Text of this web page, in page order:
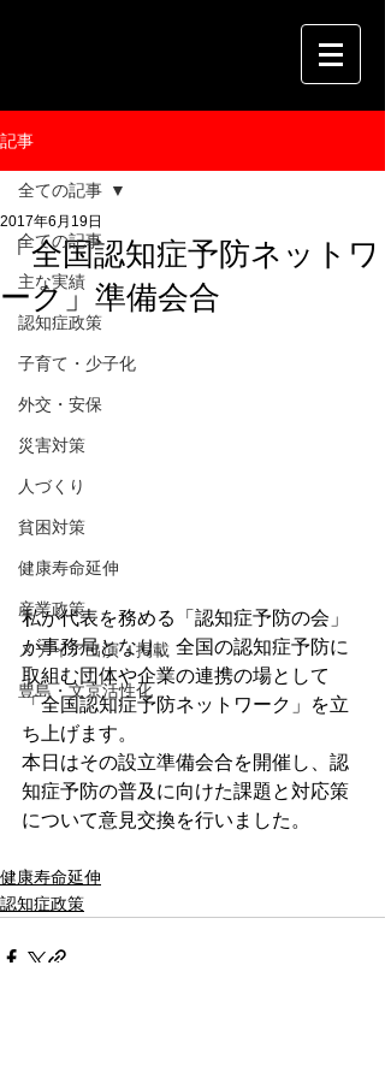
記事
全ての記事
主な実績
認知症政策
子育て・少子化
外交・安保
災害対策
人づくり
貧困対策
健康寿命延伸
産業政策
メディア出演・掲載
豊島・文京活性化
全ての記事
「全国認知症予防ネットワ
ーク」準備会合
2017年6月19日
私が代表を務める「認知症予防の会」
が事務局となり、全国の認知症予防に
取組む団体や企業の連携の場として
「全国認知症予防ネットワーク」を立
ち上げます。
本日はその設立準備会合を開催し、認
知症予防の普及に向けた課題と対応策
について意見交換を行いました。
健康寿命延伸
認知症政策